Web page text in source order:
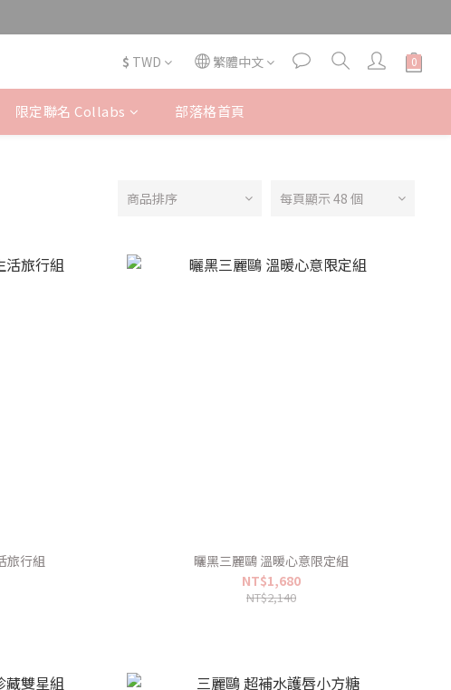
$ TWD 繁體中文
限定聯名 Collabs 部落格首頁
商品排序 每頁顯示 48 個
旅行組
曬黑三麗鷗 溫暖心意限定組
NT$1,680
NT$2,140